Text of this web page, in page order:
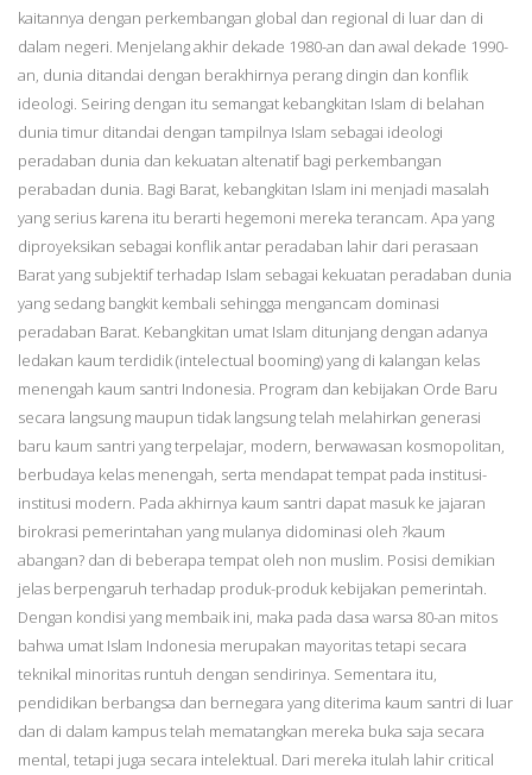
kaitannya dengan perkembangan global dan regional di luar dan di
dalam negeri. Menjelang akhir dekade 1980-an dan awal dekade 1990-
an, dunia ditandai dengan berakhirnya perang dingin dan konflik
ideologi. Seiring dengan itu semangat kebangkitan Islam di belahan
dunia timur ditandai dengan tampilnya Islam sebagai ideologi
peradaban dunia dan kekuatan altenatif bagi perkembangan
perabadan dunia. Bagi Barat, kebangkitan Islam ini menjadi masalah
yang serius karena itu berarti hegemoni mereka terancam. Apa yang
diproyeksikan sebagai konflik antar peradaban lahir dari perasaan
Barat yang subjektif terhadap Islam sebagai kekuatan peradaban dunia
yang sedang bangkit kembali sehingga mengancam dominasi
peradaban Barat. Kebangkitan umat Islam ditunjang dengan adanya
ledakan kaum terdidik (intelectual booming) yang di kalangan kelas
menengah kaum santri Indonesia. Program dan kebijakan Orde Baru
secara langsung maupun tidak langsung telah melahirkan generasi
baru kaum santri yang terpelajar, modern, berwawasan kosmopolitan,
berbudaya kelas menengah, serta mendapat tempat pada institusi-
institusi modern. Pada akhirnya kaum santri dapat masuk ke jajaran
birokrasi pemerintahan yang mulanya didominasi oleh ?kaum
abangan? dan di beberapa tempat oleh non muslim. Posisi demikian
jelas berpengaruh terhadap produk-produk kebijakan pemerintah.
Dengan kondisi yang membaik ini, maka pada dasa warsa 80-an mitos
bahwa umat Islam Indonesia merupakan mayoritas tetapi secara
teknikal minoritas runtuh dengan sendirinya. Sementara itu,
pendidikan berbangsa dan bernegara yang diterima kaum santri di luar
dan di dalam kampus telah mematangkan mereka buka saja secara
mental, tetapi juga secara intelektual. Dari mereka itulah lahir critical